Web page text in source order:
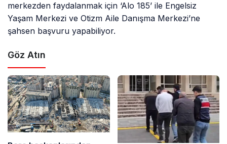
merkezden faydalanmak için ‘Alo 185’ ile Engelsiz
Yaşam Merkezi ve Otizm Aile Danışma Merkezi’ne
şahsen başvuru yapabiliyor.
Göz Atın